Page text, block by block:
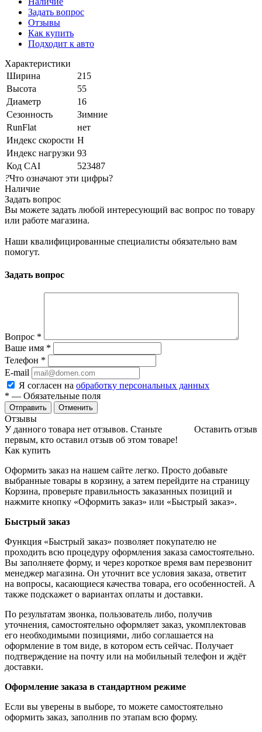
Задать вопрос
Отзывы
Как купить
Подходит к авто
Характеристики
Ширина
215
Высота
55
Диаметр
16
Сезонность
Зимние
RunFlat
нет
Индекс скорости H
Индекс нагрузки 93
Код CAI
523487
?Что означают эти цифры?
Наличие
Задать вопрос
Вы можете задать любой интересующий вас вопрос по товару
или работе магазина.
Наши квалифицированные специалисты обязательно вам
помогут.
Задать вопрос
Вопрос *
Ваше имя *
Телефон *
E-mail
Я согласен на обработку персональных данных
* — Обязательные поля
Отменить
Отзывы
Оставить отзыв
У данного товара нет отзывов. Станьте
первым, кто оставил отзыв об этом товаре!
Как купить
Оформить заказ на нашем сайте легко. Просто добавьте
выбранные товары в корзину, а затем перейдите на страницу
Корзина, проверьте правильность заказанных позиций и
нажмите кнопку «Оформить заказ» или «Быстрый заказ».
Быстрый заказ
Функция «Быстрый заказ» позволяет покупателю не
проходить всю процедуру оформления заказа самостоятельно.
Вы заполняете форму, и через короткое время вам перезвонит
менеджер магазина. Он уточнит все условия заказа, ответит
на вопросы, касающиеся качества товара, его особенностей. А
также подскажет о вариантах оплаты и доставки.
По результатам звонка, пользователь либо, получив
уточнения, самостоятельно оформляет заказ, укомплектовав
его необходимыми позициями, либо соглашается на
оформление в том виде, в котором есть сейчас. Получает
подтверждение на почту или на мобильный телефон и ждёт
доставки.
Оформление заказа в стандартном режиме
Если вы уверены в выборе, то можете самостоятельно
оформить заказ, заполнив по этапам всю форму.